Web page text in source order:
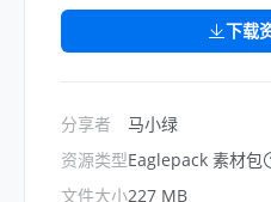
下载
分享者
资源类型
文件大小
马小绿
Eaglepack 素材包
227 MB